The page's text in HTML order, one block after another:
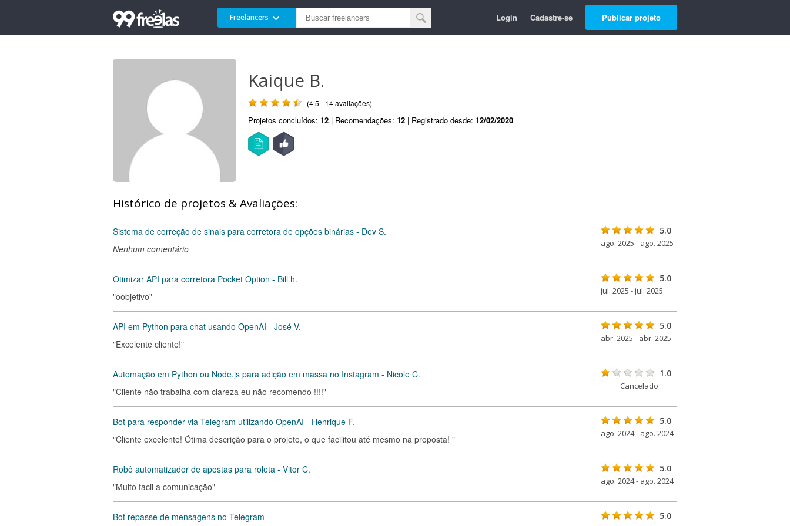
Freelancers Login Cadastre-se Publicar projeto
Kaique B.
(4.5 - 14 avaliações)
Projetos concluídos: 12 | Recomendações: 12 | Registrado desde: 12/02/2020
Histórico de projetos & Avaliações:
Sistema de correção de sinais para corretora de opções binárias - Dev S.
Nenhum comentário
5.0
ago. 2025 - ago. 2025
Otimizar API para corretora Pocket Option - Bill h.
"oobjetivo"
5.0
jul. 2025 - jul. 2025
API em Python para chat usando OpenAI - José V.
"Excelente cliente!"
5.0
abr. 2025 - abr. 2025
Automação em Python ou Node.js para adição em massa no Instagram - Nicole C.
"Cliente não trabalha com clareza eu não recomendo !!!!"
1.0
Cancelado
Bot para responder via Telegram utilizando OpenAI - Henrique F.
"Cliente excelente! Ótima descrição para o projeto, o que facilitou até mesmo na proposta! "
5.0
ago. 2024 - ago. 2024
Robô automatizador de apostas para roleta - Vitor C.
"Muito facil a comunicação"
5.0
ago. 2024 - ago. 2024
Bot repasse de mensagens no Telegram 5.0